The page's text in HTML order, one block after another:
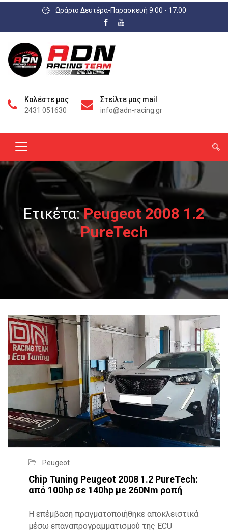
Ωράριο Δευτέρα-Παρασκευή 9:00 - 17:00
Καλέστε μας
2431 051630
Στείλτε μας mail
info@adn-racing.gr
Ετικέτα:Peugeot 2008 1.2
PureTech
Peugeot
Chip Tuning Peugeot 2008 1.2 PureTech:
από 100hp σε 140hp με 260Nm ροπή
Η επέμβαση πραγματοποιήθηκε αποκλειστικά
μέσω επαναπρογραμματισμού της ECU